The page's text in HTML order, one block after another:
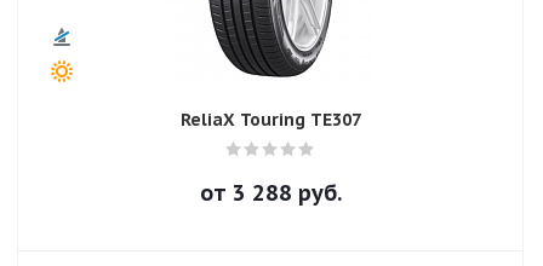
ReliaX Touring TE307
от 3 288 руб.